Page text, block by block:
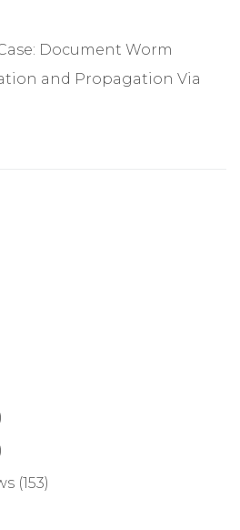
Document Worm
and Propagation Via
(153)